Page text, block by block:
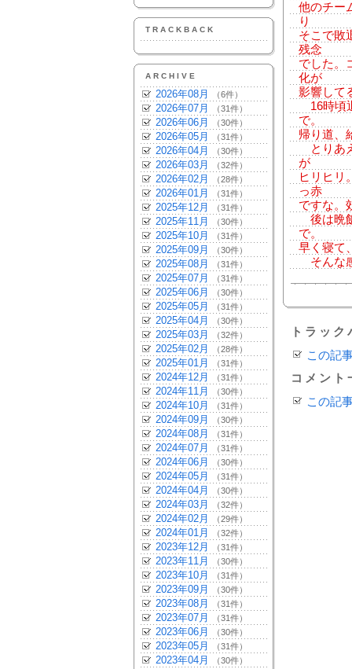
TRACKBACK
ARCHIVE
2026年08月 （6件）
2026年07月 （31件）
2026年06月 （30件）
2026年05月 （31件）
2026年04月 （30件）
2026年03月 （32件）
2026年02月 （28件）
2026年01月 （31件）
2025年12月 （31件）
2025年11月 （30件）
2025年10月 （31件）
2025年09月 （30件）
2025年08月 （31件）
2025年07月 （31件）
2025年06月 （30件）
2025年05月 （31件）
2025年04月 （30件）
2025年03月 （32件）
2025年02月 （28件）
2025年01月 （31件）
2024年12月 （31件）
2024年11月 （30件）
2024年10月 （31件）
2024年09月 （30件）
2024年08月 （31件）
2024年07月 （31件）
2024年06月 （30件）
2024年05月 （31件）
2024年04月 （30件）
2024年03月 （32件）
2024年02月 （29件）
2024年01月 （32件）
2023年12月 （31件）
2023年11月 （30件）
2023年10月 （31件）
2023年09月 （30件）
2023年08月 （31件）
2023年07月 （31件）
2023年06月 （30件）
2023年05月 （31件）
2023年04月 （30件）
他のチー
り
そこで敗
残念
でした。
化が
影響して
16時頃
で。
帰り道、
とりあ
が
ヒリヒリ
っ赤
ですな。
後は晩
で。
早く寝て
そんな
トラッ
この記
コメント
この記